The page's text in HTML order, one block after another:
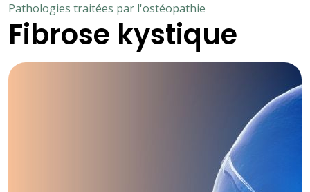
Pathologies traitées par l'ostéopathie
Fibrose kystique